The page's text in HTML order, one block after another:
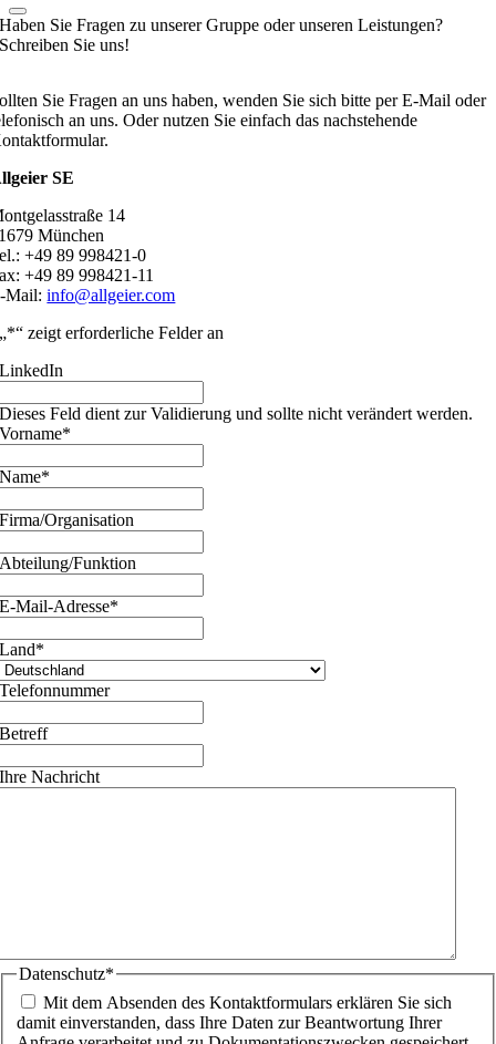
Haben Sie Fragen zu unserer Gruppe oder unseren Leistungen?
Schreiben Sie uns!
Sie Fragen an uns haben, wenden Sie sich bitte per E-Mail oder
an uns. Oder nutzen Sie einfach das nachstehende
SE
14
München
+49 89 998421-0
+49 89 998421-11
Mail:info@allgeier.com
„*“ zeigt erforderliche Felder an
LinkedIn
Dieses Feld dient zur Validierung und sollte nicht verändert werden.
Vorname*
Name*
Firma/Organisation
Abteilung/Funktion
E-Mail-Adresse*
Land*
Telefonnummer
Betreff
Ihre Nachricht
Datenschutz*
Mit dem Absenden des Kontaktformulars erklären Sie sich
damit einverstanden, dass Ihre Daten zur Beantwortung Ihrer